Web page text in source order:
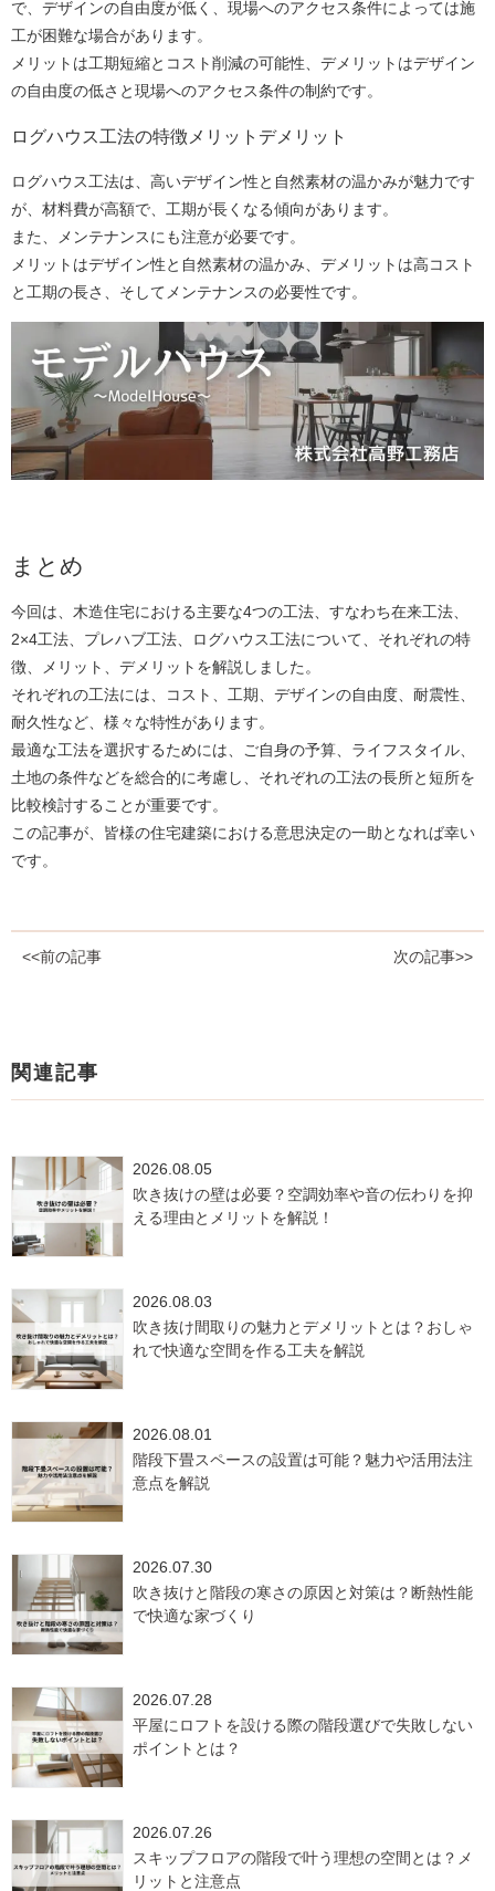
で、デザインの自由度が低く、現場へのアクセス条件によっては施
工が困難な場合があります。
メリットは工期短縮とコスト削減の可能性、デメリットはデザイン
の自由度の低さと現場へのアクセス条件の制約です。
ログハウス工法の特徴メリットデメリット
ログハウス工法は、高いデザイン性と自然素材の温かみが魅力です
が、材料費が高額で、工期が長くなる傾向があります。
また、メンテナンスにも注意が必要です。
メリットはデザイン性と自然素材の温かみ、デメリットは高コスト
と工期の長さ、そしてメンテナンスの必要性です。
まとめ
今回は、木造住宅における主要な4つの工法、すなわち在来工法、
2×4工法、プレハブ工法、ログハウス工法について、それぞれの特
徴、メリット、デメリットを解説しました。
それぞれの工法には、コスト、工期、デザインの自由度、耐震性、
耐久性など、様々な特性があります。
最適な工法を選択するためには、ご自身の予算、ライフスタイル、
土地の条件などを総合的に考慮し、それぞれの工法の長所と短所を
比較検討することが重要です。
この記事が、皆様の住宅建築における意思決定の一助となれば幸い
です。
<<前の記事 次の記事>>
関連記事
2026.08.05
吹き抜けの壁は必要？空調効率や音の伝わりを抑
える理由とメリットを解説！
2026.08.03
吹き抜け間取りの魅力とデメリットとは？おしゃ
れで快適な空間を作る工夫を解説
2026.08.01
階段下畳スペースの設置は可能？魅力や活用法注
意点を解説
2026.07.30
吹き抜けと階段の寒さの原因と対策は？断熱性能
で快適な家づくり
2026.07.28
平屋にロフトを設ける際の階段選びで失敗しない
ポイントとは？
2026.07.26
スキップフロアの階段で叶う理想の空間とは？メ
リットと注意点